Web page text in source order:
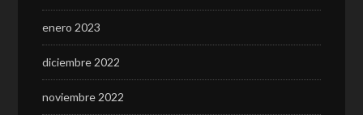
enero 2023
diciembre 2022
noviembre 2022